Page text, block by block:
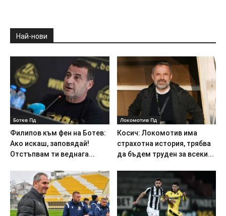
Най-нови
Ботев Пд
Филипов към фен на Ботев:
Ако искаш, заповядай!
Отстъпвам ти веднага...
Локомотив Пд
Косич: Локомотив има
страхотна история, трябва
да бъдем труден за всеки...